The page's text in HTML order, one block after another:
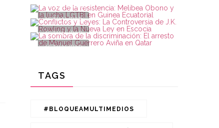
ACTUALIDAD
6 mayo, 2024
ACTUALIDAD
3 mayo, 2024
ACTUALIDAD
GUERRERO AVIÑA EN
QATAR
3 mayo, 2024
TAGS
#BLOQUEAMULTIMEDIOS